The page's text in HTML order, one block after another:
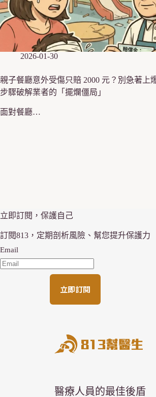
2026-01-30
親子餐廳意外受傷只賠 2000 元？別急著上
步驟破解業者的「擺爛僵局」
面對餐廳…
立即訂閱，保護自己
訂閱813，定期剖析風險、幫您提升保護力
Email
立即訂閱
醫療人員的最佳後盾